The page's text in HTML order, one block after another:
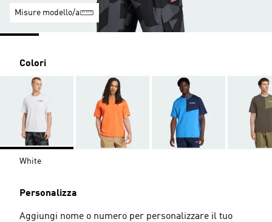
Misure modello/a
Colori
White
Personalizza
Aggiungi nome o numero per personalizzare il tuo